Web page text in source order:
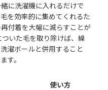
に洗濯機に入れるだけで
を効率的に集めてくれるた
付着を大幅に減らすことが
いた毛を取り除けば、繰
濯ボールと併用すること
す。
使い方